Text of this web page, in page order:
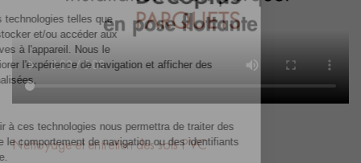
Nettoyage et entretien des sols PVC